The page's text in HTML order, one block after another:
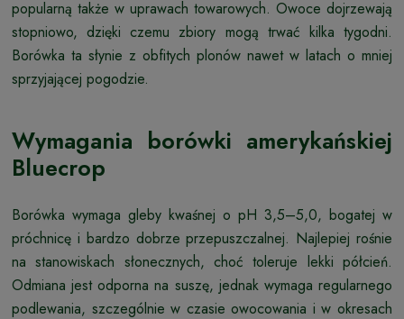
popularną także w uprawach towarowych. Owoce dojrzewają
stopniowo, dzięki czemu zbiory mogą trwać kilka tygodni.
Borówka ta słynie z obfitych plonów nawet w latach o mniej
sprzyjającej pogodzie.
Wymagania borówki amerykańskiej
Bluecrop
Borówka wymaga gleby kwaśnej o pH 3,5–5,0, bogatej w
próchnicę i bardzo dobrze przepuszczalnej. Najlepiej rośnie
na stanowiskach słonecznych, choć toleruje lekki półcień.
Odmiana jest odporna na suszę, jednak wymaga regularnego
podlewania, szczególnie w czasie owocowania i w okresach